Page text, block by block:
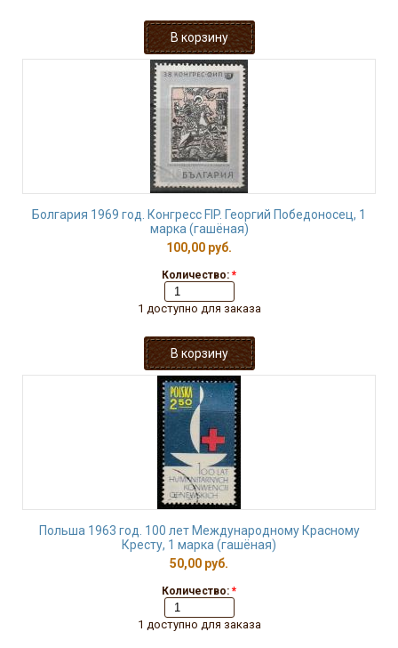
Болгария 1969 год. Конгресс FIP. Георгий Победоносец, 1
марка (гашёная)
100,00 руб.
Количество: *
1 доступно для заказа
Польша 1963 год. 100 лет Международному Красному
Кресту, 1 марка (гашёная)
50,00 руб.
Количество: *
1 доступно для заказа